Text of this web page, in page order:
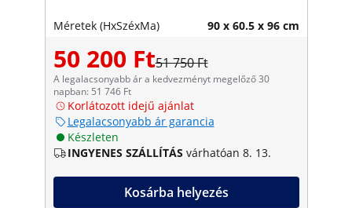
Méretek (HxSzéxMa) 90 x 60.5 x 96 cm
50 200 Ft51 750 Ft
A legalacsonyabb ár a kedvezményt megelőző 30
napban: 51 746 Ft
Korlátozott idejű ajánlat
Legalacsonyabb ár garancia
Készleten
INGYENES SZÁLLÍTÁS várhatóan 8. 13.
Kosárba helyezés